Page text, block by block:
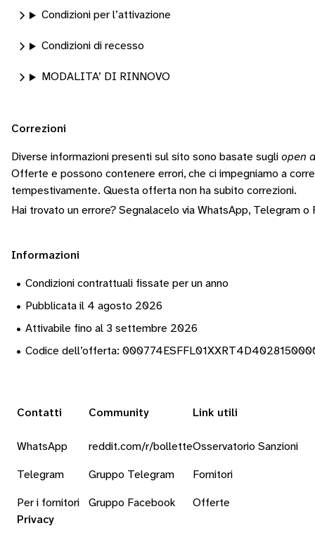
Condizioni per l’attivazione
Condizioni di recesso
MODALITA’ DI RINNOVO
Correzioni
Diverse informazioni presenti sul sito sono basate sugli open
Offerte e possono contenere errori, che ci impegniamo a
tempestivamente. Questa offerta non ha subito correzioni.
Hai trovato un errore? Segnalacelo via WhatsApp, Telegram o
Informazioni
• Condizioni contrattuali fissate per un anno
• Pubblicata il 4 agosto 2026
• Attivabile fino al 3 settembre 2026
• Codice dell’offerta:
Contatti
WhatsApp
Telegram
Per i fornitori
Community
reddit.com/r/bollette
Gruppo Telegram
Gruppo Facebook
Link utili
Osservatorio Sanzioni
Fornitori
Offerte
Privacy